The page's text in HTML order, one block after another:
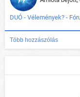
DUÓ - Vélemények? -
Több hozzászólás